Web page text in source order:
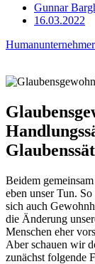
Gunnar
16.03.2022
Humanunternehmer
Beidem
eben unser Tun.
sich auch
die Änderung
Menschen eher
Aber schauen wir
zunächst folgende